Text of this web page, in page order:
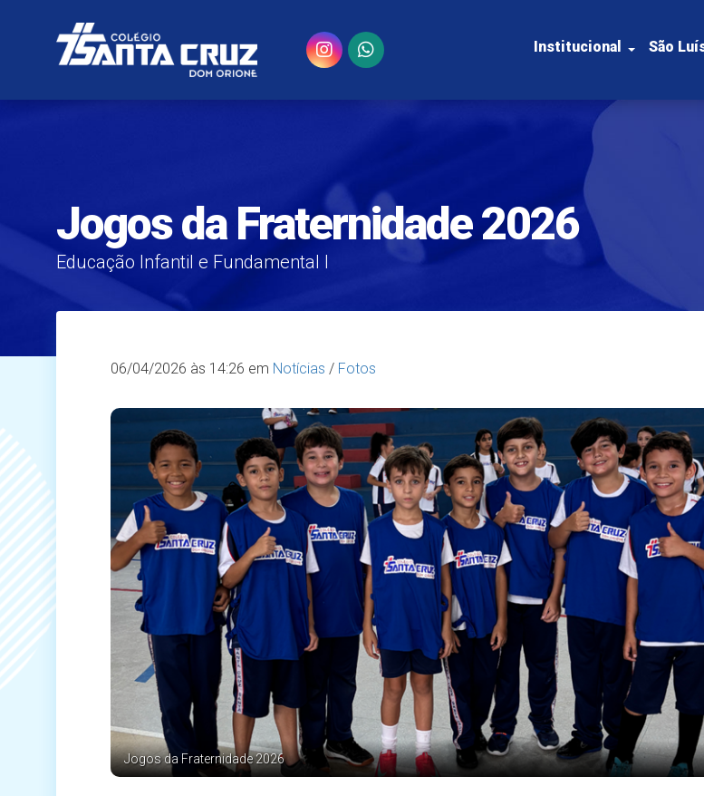
Institucional São
Jogos da Fraternidade 2026
Educação Infantil e Fundamental I
06/04/2026 às 14:26 em Notícias / Fotos
Jogos da Fraternidade 2026